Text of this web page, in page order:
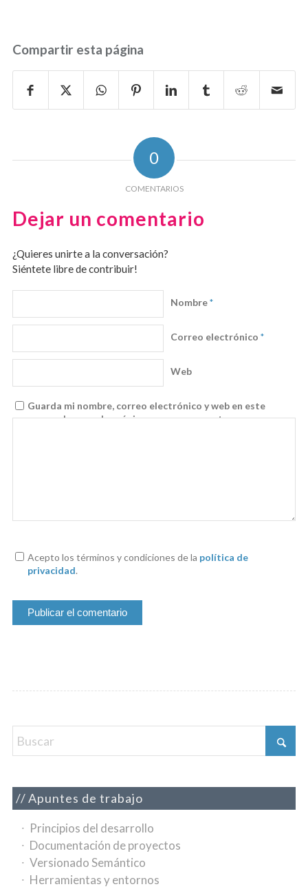
Compartir esta página
0
COMENTARIOS
Dejar un comentario
¿Quieres unirte a la conversación?
Siéntete libre de contribuir!
Nombre*
Correo electrónico *
Web
Guarda mi nombre, correo electrónico y web en este
navegador para la próxima vez que comente.
Acepto los términos y condiciones de la política de
privacidad.
Apuntes de trabajo
Principios del desarrollo
Documentación de proyectos
Versionado Semántico
Herramientas y entornos